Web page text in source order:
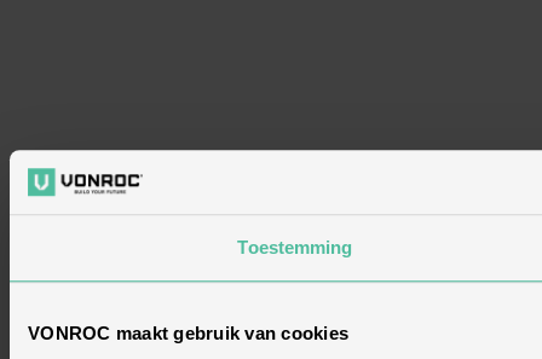
Toestemming
VONROC maakt gebruik van cookies